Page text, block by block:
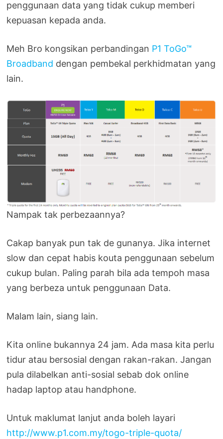
penggunaan data yang tidak cukup memberi
kepuasan kepada anda.
Meh Bro kongsikan perbandingan P1 ToGo™
Broadband dengan pembekal perkhidmatan yang
lain.
Nampak tak perbezaannya?
Cakap banyak pun tak de gunanya. Jika internet
slow dan cepat habis kouta penggunaan sebelum
cukup bulan. Paling parah bila ada tempoh masa
yang berbeza untuk penggunaan Data.
Malam lain, siang lain.
Kita online bukannya 24 jam. Ada masa kita perlu
tidur atau bersosial dengan rakan-rakan. Jangan
pula dilabelkan anti-sosial sebab dok online
hadap laptop atau handphone.
Untuk maklumat lanjut anda boleh layari
http://www.p1.com.my/togo-triple-quota/